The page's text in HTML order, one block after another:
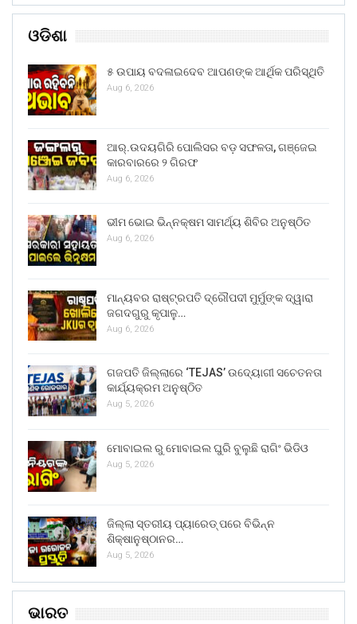
ଓଡିଶା
୫ ଉପାୟ ବଦଳାଇଦେବ ଆପଣଙ୍କ ଆର୍ଥିକ ପରିସ୍ଥିତି
Aug 6, 2026
ଆର୍.ଉଦୟଗିରି ପୋଲିସର ବଡ଼ ସଫଳତା, ଗଞ୍ଜେଇ
କାରବାରରେ ୨ ଗିରଫ
Aug 6, 2026
ଭୀମ ଭୋଇ ଭିନ୍ନକ୍ଷମ ସାମର୍ଥ୍ୟ ଶିବିର ଅନୁଷ୍ଠିତ
Aug 6, 2026
ମାନ୍ୟବର ରାଷ୍ଟ୍ରପତି ଦ୍ରୌପଦୀ ମୁର୍ମୁଙ୍କ ଦ୍ୱାରା
ଜଗଦଗୁରୁ କୃପାଳୁ…
Aug 6, 2026
ଗଜପତି ଜିଲ୍ଲାରେ ‘TEJAS’ ଉଦ୍ୟୋଗୀ ସଚେତନତା
କାର୍ଯ୍ୟକ୍ରମ ଅନୁଷ୍ଠିତ
Aug 5, 2026
ମୋବାଇଲ ରୁ ମୋବାଇଲ ଘୁରି ବୁଲୁଛି ରାଗିଂ ଭିଡିଓ
Aug 5, 2026
ଜିଲ୍ଲା ସ୍ତରୀୟ ପ୍ୟାରେଡ୍ ପରେ ବିଭିନ୍ନ
ଶିକ୍ଷାନୁଷ୍ଠାନର…
Aug 5, 2026
ଭାରତ